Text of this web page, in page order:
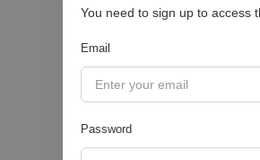
You need to sign up to access
Email
Password
CRÉDITO DIGITAL 💰
Pipeline Valor | August